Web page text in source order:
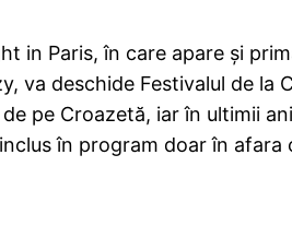
in Paris, în care apare şi
va deschide Festivalul de la
pe Croazetă, iar în ultimii
în program doar în afara